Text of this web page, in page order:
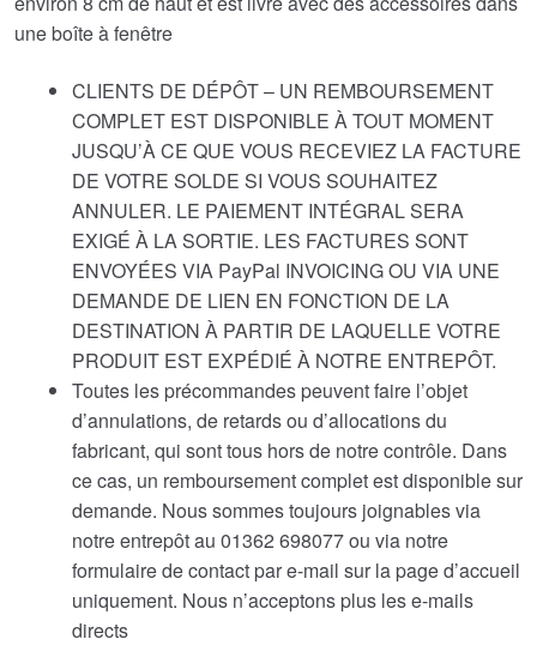
une boîte à fenêtre
CLIENTS DE DÉPÔT – UN REMBOURSEMENT
COMPLET EST DISPONIBLE À TOUT MOMENT
JUSQU’À CE QUE VOUS RECEVIEZ LA FACTURE
DE VOTRE SOLDE SI VOUS SOUHAITEZ
ANNULER. LE PAIEMENT INTÉGRAL SERA
EXIGÉ À LA SORTIE. LES FACTURES SONT
ENVOYÉES VIA PayPal INVOICING OU VIA UNE
DEMANDE DE LIEN EN FONCTION DE LA
DESTINATION À PARTIR DE LAQUELLE VOTRE
PRODUIT EST EXPÉDIÉ À NOTRE ENTREPÔT.
Toutes les précommandes peuvent faire l’objet
d’annulations, de retards ou d’allocations du
fabricant, qui sont tous hors de notre contrôle. Dans
ce cas, un remboursement complet est disponible sur
demande. Nous sommes toujours joignables via
notre entrepôt au 01362 698077 ou via notre
formulaire de contact par e-mail sur la page d’accueil
uniquement. Nous n’acceptons plus les e-mails
directs